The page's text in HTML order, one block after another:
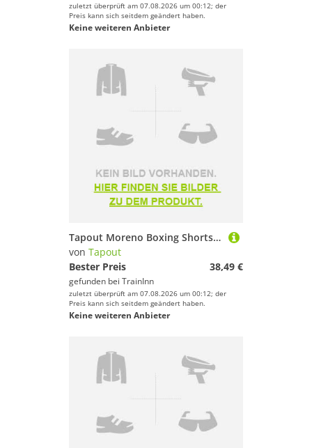
zuletzt überprüft am 07.08.2026 um 00:12; der
Preis kann sich seitdem geändert haben.
Keine weiteren Anbieter
Tapout Moreno Boxing Shorts Schwarz S Mann
von Tapout
Bester Preis
38,49 €
gefunden bei TrainInn
zuletzt überprüft am 07.08.2026 um 00:12; der
Preis kann sich seitdem geändert haben.
Keine weiteren Anbieter